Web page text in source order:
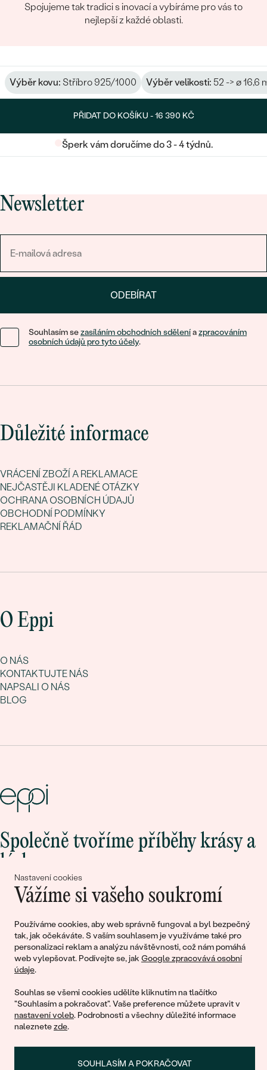
Nastavení cookies
Vážíme si vašeho soukromí
Používáme cookies, aby web správně fungoval a byl bezpečný
tak, jak očekáváte. S vaším souhlasem je využíváme také pro
personalizaci reklam a analýzu návštěvnosti, což nám pomáhá
web vylepšovat. Podívejte se, jak Google zpracovává osobní
údaje.
Souhlas se všemi cookies udělíte kliknutím na tlačítko
"Souhlasím a pokračovat". Vaše preference můžete upravit v
nastavení voleb. Podrobnosti a všechny důležité informace
naleznetezde.
SOUHLASÍM A POKRAČOVAT
Spojujeme tak tradici s inovací a vybíráme pro vás to
nejlepší z každé oblasti.
Výběr kovu: Stříbro 925/1000 Výběr velikosti: 52 -> ø 16,6
PŘIDAT DO KOŠÍKU -16 390 KČ
Šperk vám doručíme do 3 - 4 týdnů.
Newsletter
ODEBÍRAT
Souhlasím sezasíláním obchodních sděleníazpracováním
osobních údajů pro tyto účely.
Důležité informace
VRÁCENÍ ZBOŽÍ A REKLAMACE
NEJČASTĚJI KLADENÉ OTÁZKY
OCHRANA OSOBNÍCH ÚDAJŮ
OBCHODNÍ PODMÍNKY
REKLAMAČNÍ ŘÁD
O Eppi
O NÁS
KONTAKTUJTE NÁS
NAPSALI O NÁS
BLOG
Společně tvoříme příběhy krásy a
lásky
Připojte se k nám!
© 2011 - 2026, Eppi.cz